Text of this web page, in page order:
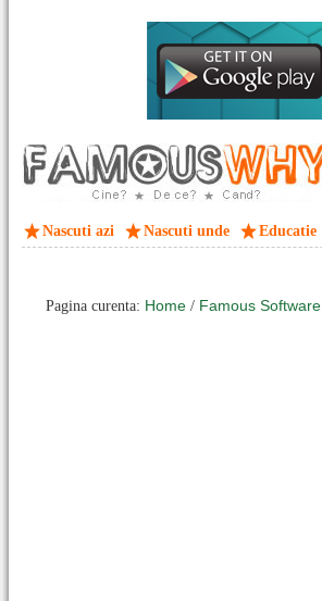
Nascuti azi Nascuti unde Educatie
Pagina curenta: Home / Famous Software